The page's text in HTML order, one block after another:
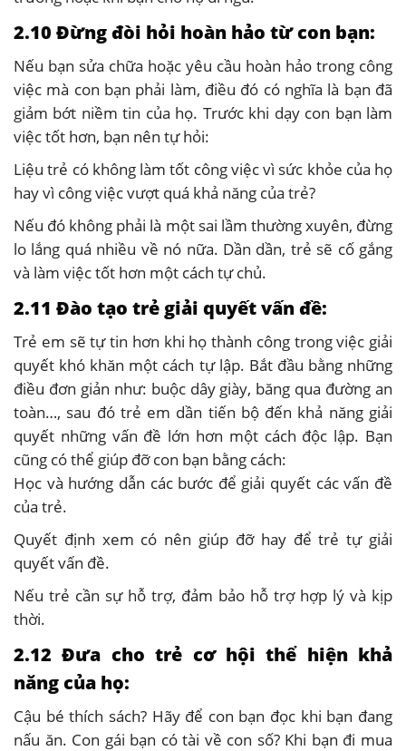
2.10 Đừng đòi hỏi hoàn hảo từ con bạn:
Nếu bạn sửa chữa hoặc yêu cầu hoàn hảo trong công
việc mà con bạn phải làm, điều đó có nghĩa là bạn đã
giảm bớt niềm tin của họ. Trước khi dạy con bạn làm
việc tốt hơn, bạn nên tự hỏi:
Liệu trẻ có không làm tốt công việc vì sức khỏe của họ
hay vì công việc vượt quá khả năng của trẻ?
Nếu đó không phải là một sai lầm thường xuyên, đừng
lo lắng quá nhiều về nó nữa. Dần dần, trẻ sẽ cố gắng
và làm việc tốt hơn một cách tự chủ.
2.11 Đào tạo trẻ giải quyết vấn đề:
Trẻ em sẽ tự tin hơn khi họ thành công trong việc giải
quyết khó khăn một cách tự lập. Bắt đầu bằng những
điều đơn giản như: buộc dây giày, băng qua đường an
toàn…, sau đó trẻ em dần tiến bộ đến khả năng giải
quyết những vấn đề lớn hơn một cách độc lập. Bạn
cũng có thể giúp đỡ con bạn bằng cách:
Học và hướng dẫn các bước để giải quyết các vấn đề
của trẻ.
Quyết định xem có nên giúp đỡ hay để trẻ tự giải
quyết vấn đề.
Nếu trẻ cần sự hỗ trợ, đảm bảo hỗ trợ hợp lý và kịp
thời.
2.12 Đưa cho trẻ cơ hội thể hiện khả
năng của họ:
Cậu bé thích sách? Hãy để con bạn đọc khi bạn đang
nấu ăn. Con gái bạn có tài về con số? Khi bạn đi mua